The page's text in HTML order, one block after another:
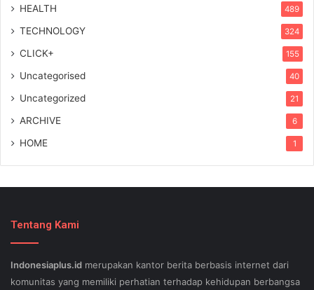
HEALTH 489
TECHNOLOGY 324
CLICK+ 155
Uncategorised 40
Uncategorized 21
ARCHIVE 6
HOME 1
Tentang Kami
Indonesiaplus.id merupakan kantor berita berbasis internet dari
komunitas yang memiliki perhatian terhadap kehidupan berbangsa